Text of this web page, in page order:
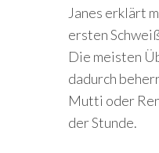
Janes erklärt
ersten
Die meisten
dadurch
Mutti oder
der Stunde.